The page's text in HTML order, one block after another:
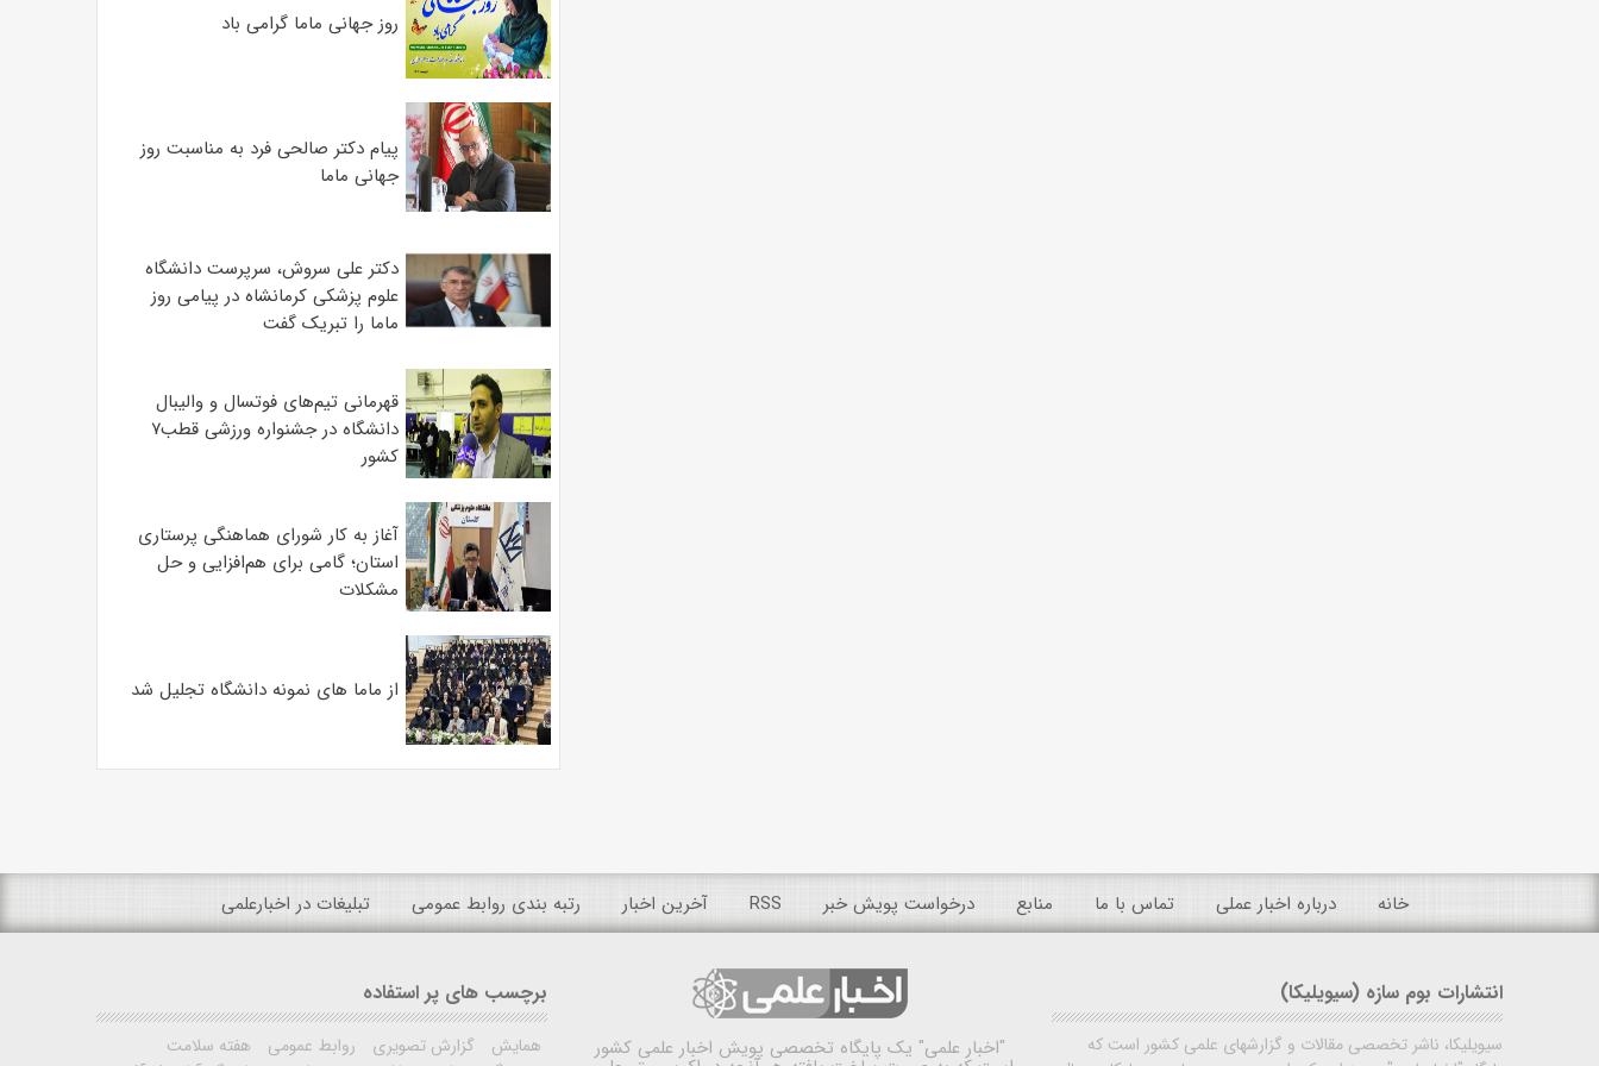
روز جهانی ماما گرامی باد
پیام دکتر صالحی فرد به مناسبت روز
جهانی ماما
دکتر علی سروش، سرپرست دانشگاه
علوم پزشکی کرمانشاه در پیامی روز
ماما را تبریک گفت
قهرمانی تیم‌های فوتسال و والیبال
دانشگاه در جشنواره ورزشی قطب۷
کشور
آغاز به کار شورای هماهنگی پرستاری
استان؛ گامی برای هم‌افزایی و حل
مشکلات
از ماما های نمونه دانشگاه تجلیل شد
خانه درباره اخبار عملی تماس با ما منابع درخواست پویش خبر RSS آخرین اخبار رتبه بندی روابط عمومی تبلیغات در اخبارعلمی
انتشارات بوم سازه (سیویلیکا)
سیویلیکا، ناشر تخصصی مقالات و گزارشهای علمی کشور است که
"اخبار علمی" یک پایگاه تخصصی پویش اخبار علمی کشور
برچسب های پر استفاده
همایش گزارش تصویری روابط عمومی
هفته سلامت